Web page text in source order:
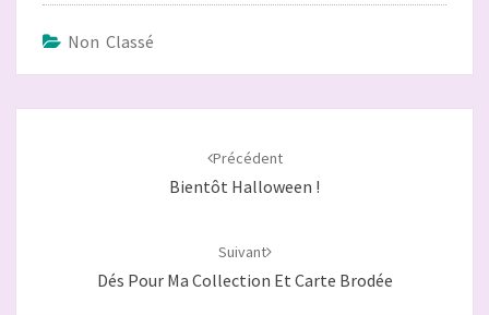
Non Classé
Précédent
Bientôt Halloween !
Suivant
Dés Pour Ma Collection Et Carte Brodée